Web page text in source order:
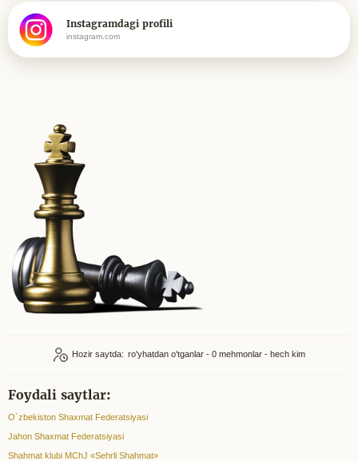
Instagramdagi profili
instagram.com
Hozir saytda: ro'yhatdan o'tganlar - 0 mehmonlar - hech kim
Foydali saytlar:
O`zbekiston Shaxmat Federatsiyasi
Jahon Shaxmat Federatsiyasi
Shahmat klubi MChJ «Sehrli Shahmat»